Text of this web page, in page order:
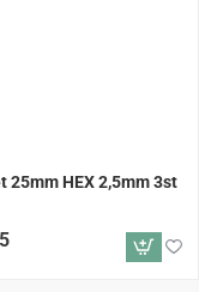
25mm HEX 2,5mm 3st